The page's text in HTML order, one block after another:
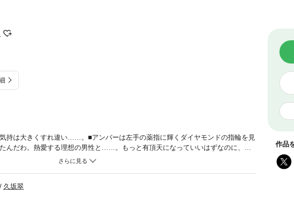
作品
持は大きくすれ違い……。■アンバーは左手の薬指に輝くダイヤモンドの指輪を見
んだわ。熱愛する理想の男性と……。もっと有頂天になっていいはずなのに、な
ージェンシーの経営者フィンは、アンバーの上司。ハンサムでセクシーで、美人
けで、二人の間に溝ができてしまったような気がする……。アンバーは思った。
対に。だけど、その夢は本当に実現するの？わたしとフィンが結婚式を挙げられ
久坂翠